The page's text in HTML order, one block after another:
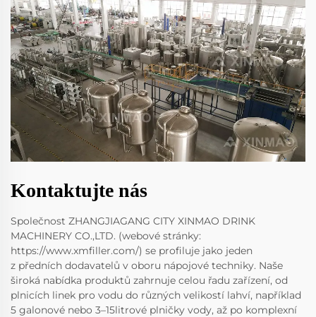
Kontaktujte nás
Společnost ZHANGJIAGANG CITY XINMAO DRINK
MACHINERY CO.,LTD. (webové stránky:
https://www.xmfiller.com/) se profiluje jako jeden
z předních dodavatelů v oboru nápojové techniky. Naše
široká nabídka produktů zahrnuje celou řadu zařízení, od
plnicích linek pro vodu do různých velikostí lahví, například
5 galonové nebo 3–15litrové plničky vody, až po komplexní